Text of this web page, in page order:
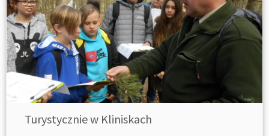
Turystycznie w Kliniskach